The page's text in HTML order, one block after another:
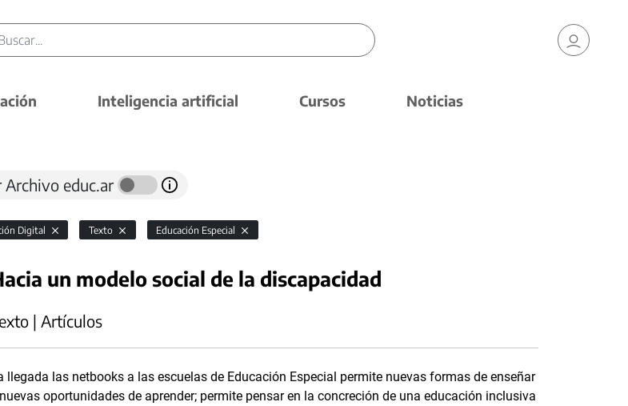
Inteligencia artificial Cursos Noticias
Archivo educ.ar
Digital Texto Educación Especial
un modelo social de la discapacidad
| Artículos
llegada las netbooks a las escuelas de Educación Especial permite nuevas formas de enseñar
oportunidades de aprender; permite pensar en la concreción de una educación inclusiva